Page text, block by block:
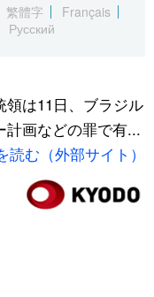
العربية お知らせ
繁體字
Français
Русский
領は11日、ブラジル
計画などの罪で有...
読む（外部サイト）